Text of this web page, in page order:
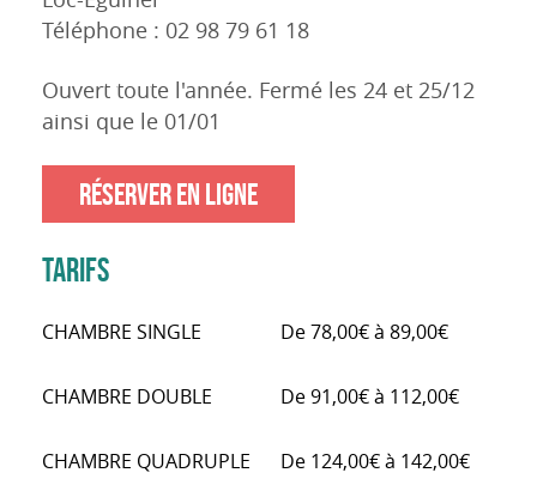
Téléphone : 02 98 79 61 18
Ouvert toute l'année. Fermé les 24 et 25/12
ainsi que le 01/01
RÉSERVER EN LIGNE
TARIFS
CHAMBRE SINGLE De 78,00€ à 89,00€
CHAMBRE DOUBLE De 91,00€ à 112,00€
CHAMBRE QUADRUPLE De 124,00€ à 142,00€